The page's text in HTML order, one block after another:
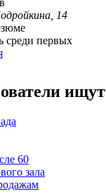
14
среди первых
ищут
60
зала